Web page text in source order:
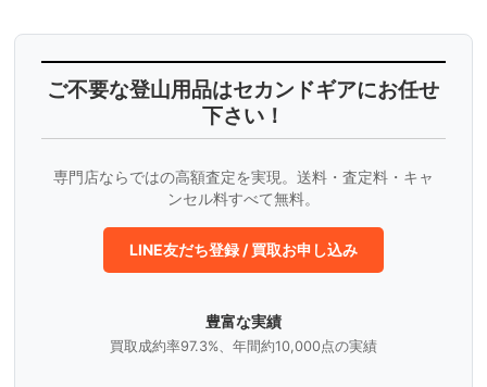
ご不要な登山用品はセカンドギアにお任せ
下さい！
専門店ならではの高額査定を実現。送料・査定料・キャ
ンセル料すべて無料。
LINE友だち登録 / 買取お申し込み
豊富な実績
買取成約率97.3%、年間約10,000点の実績